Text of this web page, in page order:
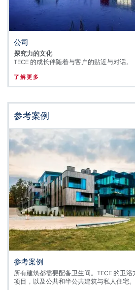
公司
探究力的文化
TECE 的成长伴随着与客户的贴近与对话。
了解更多
参考案例
参考案例
所有建筑都需要配备卫生间。TECE 的卫
项目，以及公共和半公共建筑与私人住宅。